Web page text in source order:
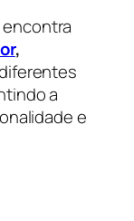
,
a
e